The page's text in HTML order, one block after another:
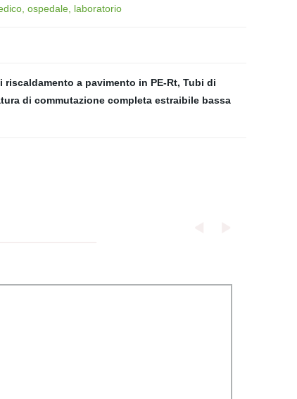
ospedale, laboratorio
riscaldamento a pavimento in PE-Rt, Tubi di
di commutazione completa estraibile bassa